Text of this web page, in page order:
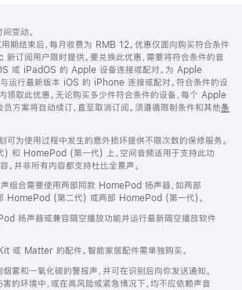
变动。
期结束后，每月收费为 RMB 12。优惠仅面向购买符合条件
订阅用户限时提供。要兑换此优惠，需要将符合条件的音
或 iPadOS 的 Apple 设备连接或配对。为 Apple
运行最新版本 iOS 的 iPhone 连接或配对。符合条件的设
领取此优惠。无论购买多少件符合条件的设备，每个 Apple
员方案将自动续订，直至取消订阅。须遵循限制条件和其他条
为使用过程中发生的意外损坏提供不限次数的保修服务。
和 HomePod (第一代) 上，空间音频适用于支持此功
并非所有内容都支持杜比全景声。
组合需要使用两部同款 HomePod 扬声器，如两部
HomePod (第二代) 或两部 HomePod (第一代)。
扬声器或兼容隔空播放功能并运行最新隔空播放软件
或 Matter 的配件。智能家居配件需单独购买。
雾和一氧化碳的警报声，并可在识别后向你发送通知。
的环境中，或在高风险或紧急情况下，均不应依赖声音